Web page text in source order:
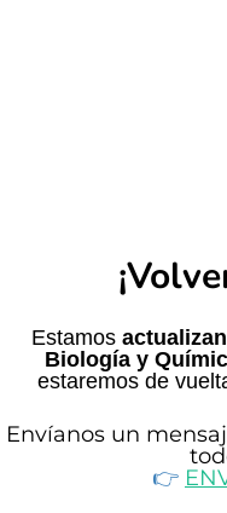
Estamos
Biología y
estaremos de
Envíanos un
👉​